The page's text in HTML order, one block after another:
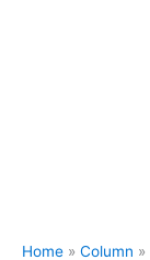
Home Column